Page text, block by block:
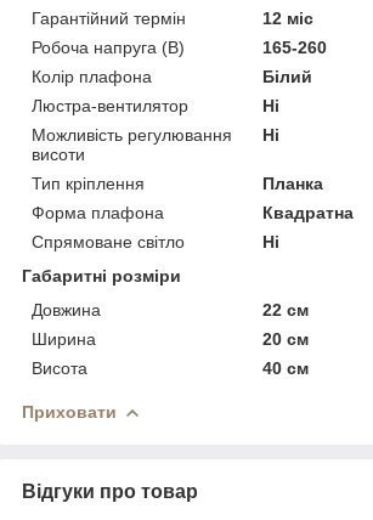
Гарантійний термін
12 міс
Робоча напруга (В)
165-260
Колір плафона
Білий
Люстра-вентилятор
Ні
Можливість регулювання
висоти
Ні
Тип кріплення
Планка
Форма плафона
Квадратна
Спрямоване світло
Ні
Габаритні розміри
Довжина
22 см
Ширина
20 см
Висота
40 см
Приховати
Відгуки про товар